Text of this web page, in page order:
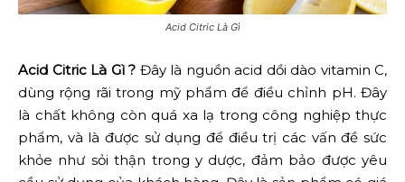
Acid Citric Là Gì
Acid Citric Là Gì ? Đây là nguồn acid dồi dào vitamin C,
dùng rộng rãi trong mỹ phẩm để điều chỉnh pH. Đây
là chất không còn quá xa lạ trong công nghiệp thực
phẩm, và là được sử dụng để điều trị các vấn đề sức
khỏe như sỏi thận trong y dược, đảm bảo được yêu